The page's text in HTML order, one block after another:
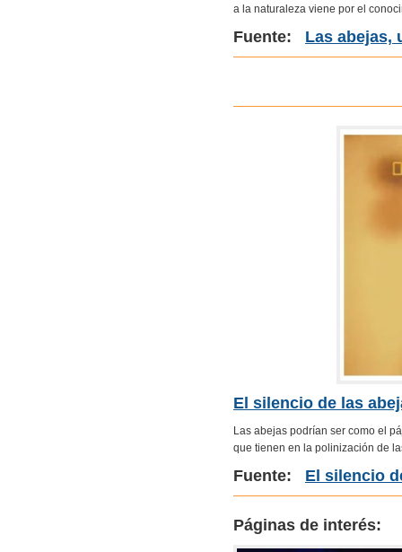
a la naturaleza viene por el
Fuente: Las abejas,
El silencio de las
Las abejas podrían ser como el
que tienen en la polinización de
Fuente: El silencio
Páginas de interés: